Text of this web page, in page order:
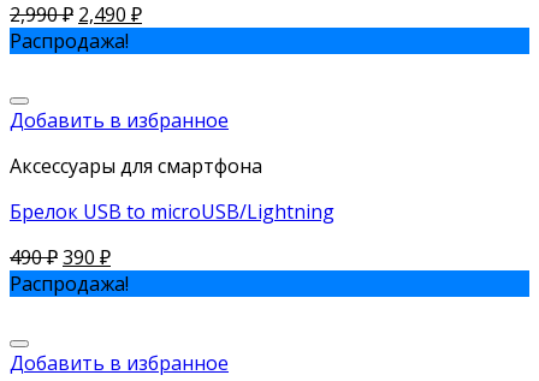
2,990₽ 2,490 ₽
Распродажа!
Добавить в избранное
Аксессуары для смартфона
Брелок USB to microUSB/Lightning
490₽390 ₽
Распродажа!
Добавить в избранное